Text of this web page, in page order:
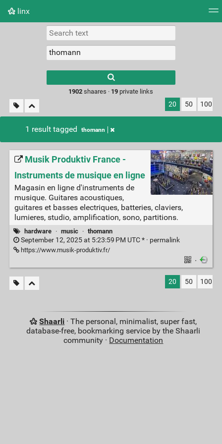
linx
Picture wall
results.
1902 shaares · 19 private links
20 50 100
1 result tagged thomann
Musik Produktiv France -
Instruments de musique en ligne
Magasin en ligne d'instruments de
musique. Guitares acoustiques,
guitares et basses electriques, batteries, claviers,
lumieres, studio, amplification, sono, partitions.
hardware · music · thomann
September 12, 2025 at 5:23:59 PM UTC * · permalink
https://www.musik-produktiv.fr/
·
20 50 100
Shaarli · The personal, minimalist, super fast,
database-free, bookmarking service by the Shaarli
community · Documentation